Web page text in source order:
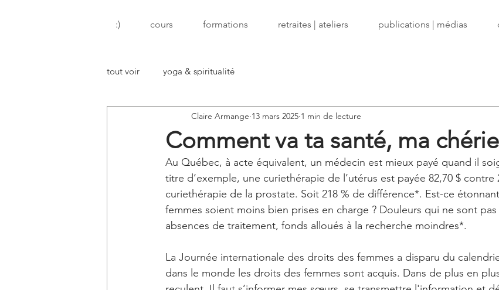
:) cours formations retraites | ateliers publications | médias
tout voir yoga & spiritualité
Comment va ta santé, ma
Claire Armange 13 mars 2025 1 min de lecture
Au Québec, à acte équivalent, un médecin est mieux payé quand il
titre d’exemple, une curiethérapie de l’utérus est payée 82,70 $ contre
curiethérapie de la prostate. Soit 218 % de différence*. Est-ce
femmes soient moins bien prises en charge ? Douleurs qui ne sont
absences de traitement, fonds alloués à la recherche moindres*.
La Journée internationale des droits des femmes a disparu du
dans le monde les droits des femmes sont acquis. Dans de plus en